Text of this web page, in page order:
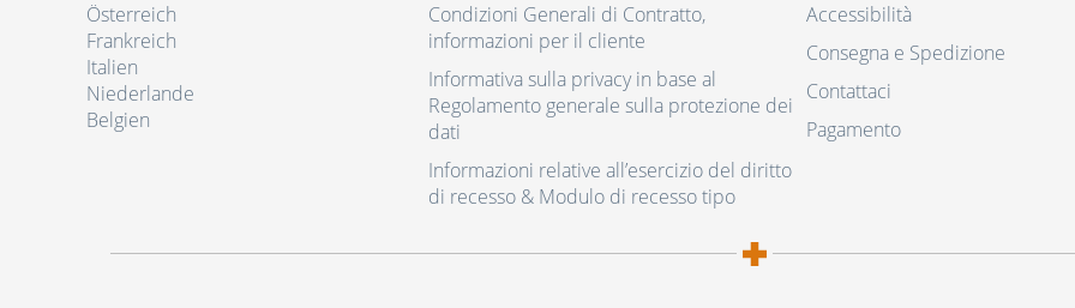
Österreich
Frankreich
Italien
Niederlande
Belgien
Condizioni Generali di Contratto,
informazioni per il cliente
Informativa sulla privacy in base al
Regolamento generale sulla protezione dei
dati
Informazioni relative all’esercizio del diritto
di recesso & Modulo di recesso tipo
Accessibilità
Consegna e Spedizione
Contattaci
Pagamento